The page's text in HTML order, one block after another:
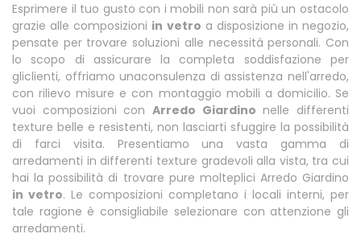
Esprimere il tuo gusto con i mobili non sarà più un ostacolo
grazie alle composizioni in vetro a disposizione in negozio,
pensate per trovare soluzioni alle necessità personali. Con
lo scopo di assicurare la completa soddisfazione per
gliclienti, offriamo unaconsulenza di assistenza nell'arredo,
con rilievo misure e con montaggio mobili a domicilio. Se
vuoi composizioni con Arredo Giardino nelle differenti
texture belle e resistenti, non lasciarti sfuggire la possibilità
di farci visita. Presentiamo una vasta gamma di
arredamenti in differenti texture gradevoli alla vista, tra cui
hai la possibilità di trovare pure molteplici Arredo Giardino
in vetro. Le composizioni completano i locali interni, per
tale ragione è consigliabile selezionare con attenzione gli
arredamenti.